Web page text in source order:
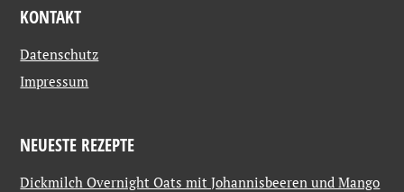
KONTAKT
Datenschutz
Impressum
NEUESTE REZEPTE
Dickmilch Overnight Oats mit Johannisbeeren und Mango